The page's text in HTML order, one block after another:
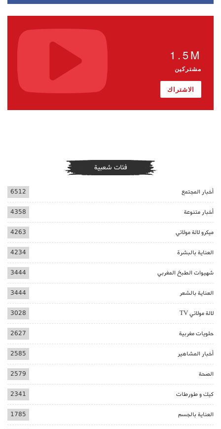
1.5M
مشتركين
الاشتراك
فئات شعبية
أخبار المجتمع 6512
أخبار متنوعة 4358
ميكرو لالة مولاتي 4263
العناية بالبشرة 4234
شهيوات الطبخ المغربي 3444
العناية بالشعر 3444
لالة مولاتي TV 3028
حلويات مغربية 2627
أخبار المشاهير 2585
الصحة 2579
كيك و طورطات 2341
العناية بالجسم 1785